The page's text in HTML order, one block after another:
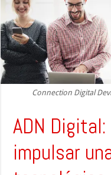
Connection Digital
ADN
impulsar